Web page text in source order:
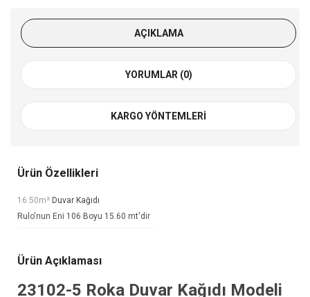
AÇIKLAMA
YORUMLAR (0)
KARGO YÖNTEMLERI
Ürün Özellikleri
16.50m² Duvar Kağıdı
Rulo'nun Eni 106 Boyu 15.60 mt'dir
Ürün Açıklaması
23102-5 Roka Duvar Kağıdı Modeli